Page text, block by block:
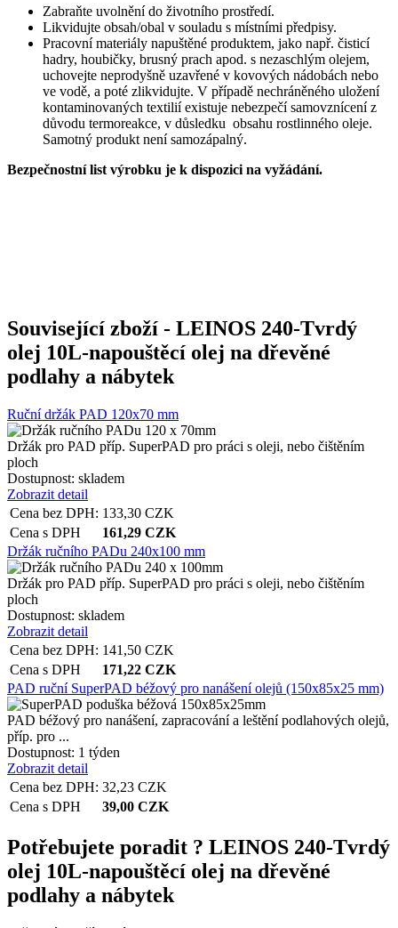
Zabraňte uvolnění do životního prostředí.
Likvidujte obsah/obal v souladu s místními předpisy.
Pracovní materiály napuštěné produktem, jako např. čisticí
hadry, houbičky, brusný prach apod. s nezaschlým olejem,
uchovejte neprodyšně uzavřené v kovových nádobách nebo
ve vodě, a poté zlikvidujte. V případě nechráněného uložení
kontaminovaných textilií existuje nebezpečí samovznícení z
důvodu termoreakce, v důsledku obsahu rostlinného oleje.
Samotný produkt není samozápalný.
Bezpečnostní list výrobku je k dispozici na vyžádání.
Související zboží - LEINOS 240-Tvrdý
olej 10L-napouštěcí olej na dřevěné
podlahy a nábytek
Ruční držák PAD 120x70 mm
Držák pro PAD příp. SuperPAD pro práci s oleji, nebo čištěním
ploch
Dostupnost: skladem
Zobrazit detail
Cena bez DPH: 133,30 CZK
Cena s DPH
161,29 CZK
Držák ručního PADu 240x100 mm
Držák pro PAD příp. SuperPAD pro práci s oleji, nebo čištěním
ploch
Dostupnost: skladem
Zobrazit detail
Cena bez DPH: 141,50 CZK
Cena s DPH
171,22 CZK
PAD ruční SuperPAD béžový pro nanášení olejů (150x85x25 mm)
PAD béžový pro nanášení, zapracování a leštění podlahových olejů,
příp. pro ...
Dostupnost: 1 týden
Zobrazit detail
Cena bez DPH: 32,23 CZK
Cena s DPH
39,00 CZK
Potřebujete poradit ? LEINOS 240-Tvrdý
olej 10L-napouštěcí olej na dřevěné
podlahy a nábytek